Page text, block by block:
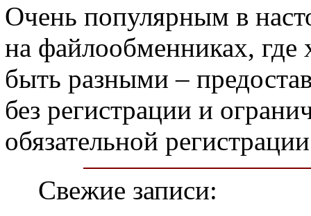
Очень популярным в
на файлообменниках,
быть разными –
без регистрации и
обязательной
Свежие записи: